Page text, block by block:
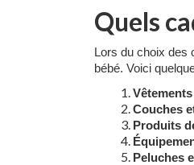
Quels
Lors du choix des
bébé. Voici
Couches
Produits
Peluches